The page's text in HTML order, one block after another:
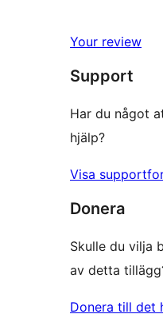
recensioner
stjärniga
recensioner
Your review
Support
Har du något
hjälp?
Visa
Donera
Skulle du vilja
av detta
Donera till det